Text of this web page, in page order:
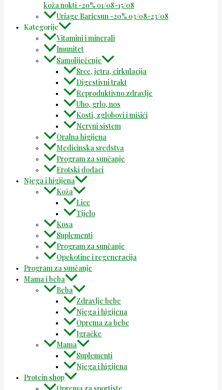
koža nokti -20% 01/08-15/08
Uriage Bariesun -20% 03/08-23/08
Kategorije
Vitamini i minerali
Imunitet
Samoliječenje
Srce, jetra, cirkulacija
Digestivni trakt
Reproduktivno zdravlje
Uho, grlo, nos
Kosti, zglobovi i mišići
Nervni sistem
Oralna higijena
Medicinska sredstva
Program za sunčanje
Erotski dodaci
Njega i higijena
Koža
Lice
Tijelo
Kosa
Suplementi
Program za sunčanje
Opekotine i regeneracija
Program za sunčanje
Mama i beba
Beba
Zdravlje bebe
Njega i higijena
Oprema za bebe
Igračke
Mama
Suplementi
Njega i higijena
Protein shop